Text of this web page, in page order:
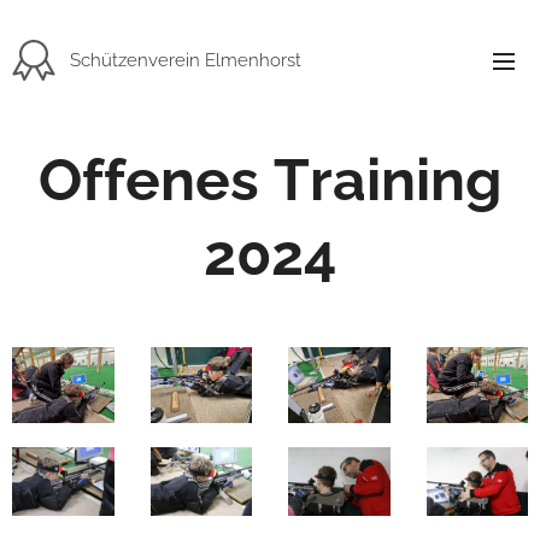
Schützenverein Elmenhorst
Offenes Training
2024